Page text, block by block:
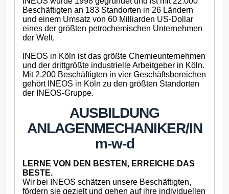
Beschäftigten an 183 Standorten in 26 Ländern
und einem Umsatz von 60 Milliarden US-Dollar
eines der größten petrochemischen Unternehmen
der Welt.
INEOS in Köln ist das größte Chemieunternehmen
und der drittgrößte industrielle Arbeitgeber in Köln.
Mit 2.200 Beschäftigten in vier Geschäftsbereichen
gehört INEOS in Köln zu den größten Standorten
der INEOS-Gruppe.
AUSBILDUNG
ANLAGENMECHANIKER/IN
m-w-d
LERNE VON DEN BESTEN, ERREICHE DAS
BESTE.
Wir bei INEOS schätzen unsere Beschäftigten,
fördern sie gezielt und gehen auf ihre individuellen